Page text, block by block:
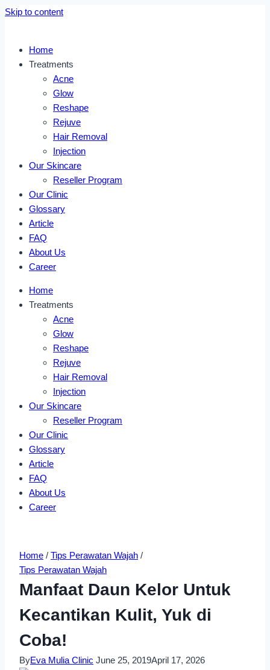
Skip to content
Home
Treatments
Acne
Glow
Reshape
Rejuve
Hair Removal
Injection
Our Skincare
Reseller Program
Our Clinic
Glossary
Article
FAQ
About Us
Career
Home
Treatments
Acne
Glow
Reshape
Rejuve
Hair Removal
Injection
Our Skincare
Reseller Program
Our Clinic
Glossary
Article
FAQ
About Us
Career
Home / Tips Perawatan Wajah /
Tips Perawatan Wajah
Manfaat Daun Kelor Untuk
Kecantikan Kulit, Yuk di
Coba!
ByEva Mulia Clinic June 25, 2019April 17, 2026